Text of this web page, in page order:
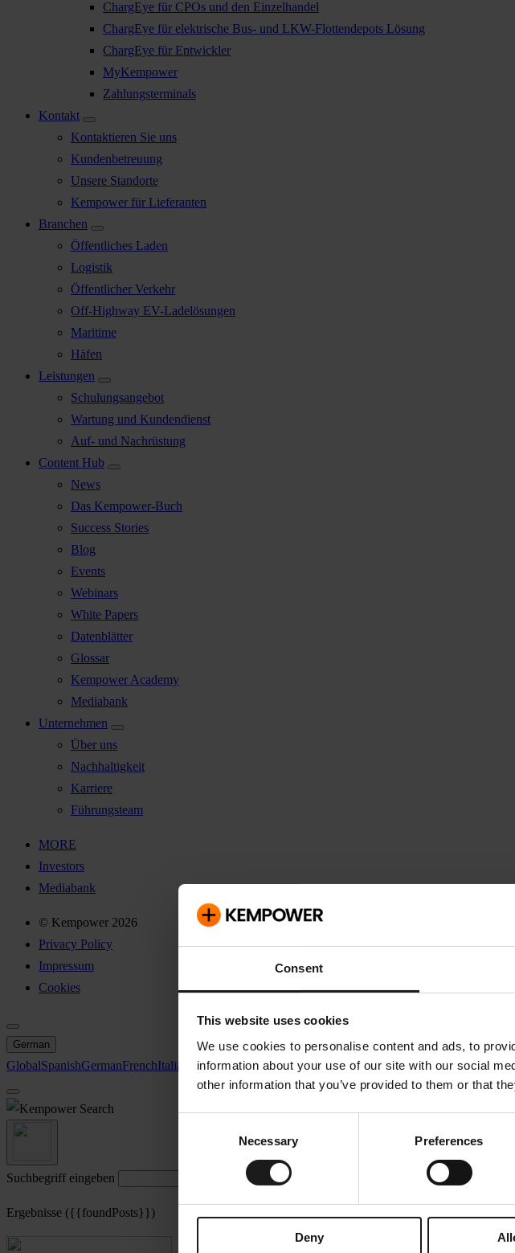
Consent
This website uses cookies
We use cookies to personalise content and ads, to
information about your use of our site with our social
other information that you’ve provided to them or that
Necessary Preferences
Deny
ChargEye für CPOs und den Einzelhandel
ChargEye für elektrische Bus- und LKW-Flottendepots Lösung
ChargEye für Entwickler
MyKempower
Zahlungsterminals
Kontakt
Kontaktieren Sie uns
Kundenbetreuung
Unsere Standorte
Kempower für Lieferanten
Branchen
Öffentliches Laden
Logistik
Öffentlicher Verkehr
Off-Highway EV-Ladelösungen
Maritime
Häfen
Leistungen
Schulungsangebot
Wartung und Kundendienst
Auf- und Nachrüstung
Content Hub
News
Das Kempower-Buch
Success Stories
Blog
Events
Webinars
White Papers
Datenblätter
Glossar
Kempower Academy
Mediabank
Unternehmen
Über uns
Nachhaltigkeit
Karriere
Führungsteam
MORE
Investors
Mediabank
© Kempower 2026
Privacy Policy
Impressum
Cookies
German
GlobalSpanishGermanFrenchItalian SwedishNorth America
Search
Suchbegriff eingeben
Ergebnisse ({{foundPosts}})